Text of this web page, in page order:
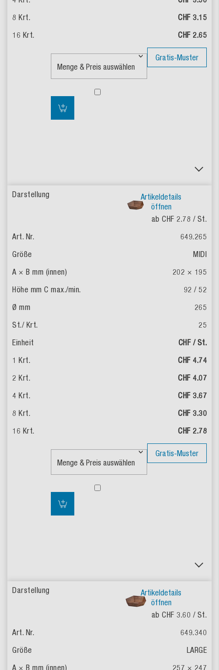
CHF 3.15
CHF 2.65
Gratis-Muster
Artikeldetails
öffnen
ab CHF 2.78 / St.
649.265
MIDI
202 × 195
92 / 52
265
25
CHF / St.
CHF 4.74
CHF 4.07
CHF 3.67
CHF 3.30
CHF 2.78
Gratis-Muster
Artikeldetails
öffnen
ab CHF 3.60 / St.
649.340
LARGE
257 × 247